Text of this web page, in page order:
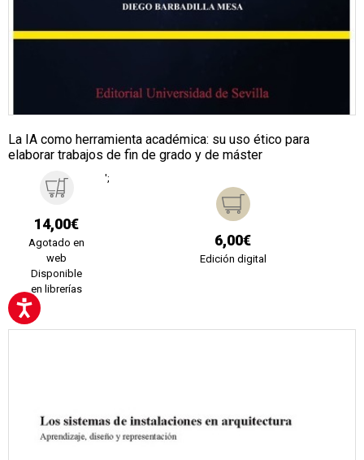
La IA como herramienta académica: su uso ético para
elaborar trabajos de fin de grado y de máster
14,00€
Agotado en
web
Disponible
en librerías
';
6,00€
Edición digital